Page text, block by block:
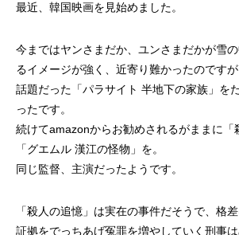
最近、韓国映画を見始めました。
今まではヤンさまだか、ユンさまだかが雪
るイメージが強く、近寄り難かったのですが
話題だった「パラサイト 半地下の家族」を
ったです。
続けてamazonからお勧めされるがままに「
「グエムル 漢江の怪物」を。
同じ監督、主演だったようです。
「殺人の追憶」は実在の事件だそうで、格
証拠をでっちあげ冤罪を増やしていく刑事